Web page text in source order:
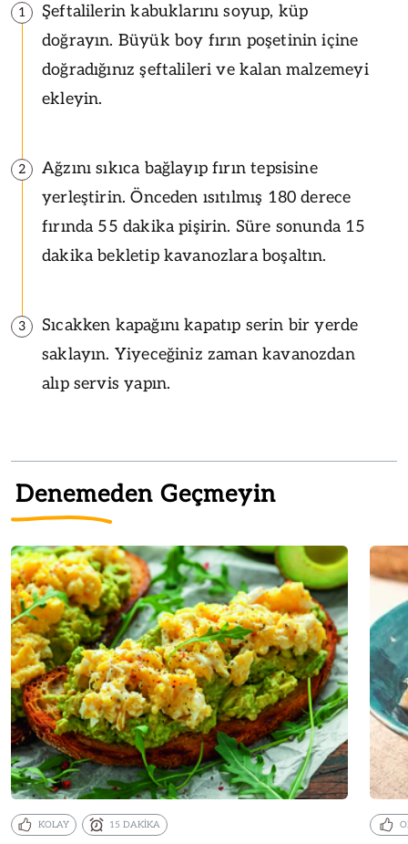
1
Şeftalilerin kabuklarını soyup, küp
doğrayın. Büyük boy fırın poşetinin içine
doğradığınız şeftalileri ve kalan malzemeyi
ekleyin.
2
Ağzını sıkıca bağlayıp fırın tepsisine
yerleştirin. Önceden ısıtılmış 180 derece
fırında 55 dakika pişirin. Süre sonunda 15
dakika bekletip kavanozlara boşaltın.
3
Sıcakken kapağını kapatıp serin bir yerde
saklayın. Yiyeceğiniz zaman kavanozdan
alıp servis yapın.
Denemeden Geçmeyin
KOLAY 15 DAKİKA